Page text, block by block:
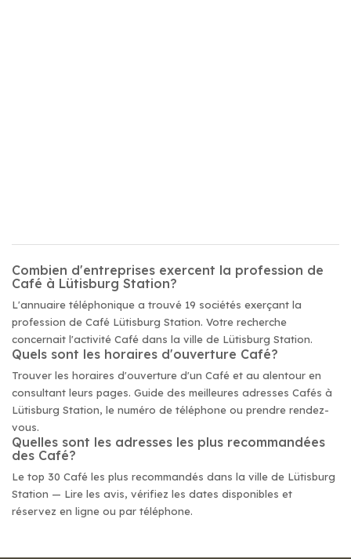
Combien d'entreprises exercent la profession de
Café à Lütisburg Station?
L'annuaire téléphonique a trouvé 19 sociétés exerçant la
profession de Café Lütisburg Station. Votre recherche
concernait l'activité Café dans la ville de Lütisburg Station.
Quels sont les horaires d'ouverture Café?
Trouver les horaires d'ouverture d'un Café et au alentour en
consultant leurs pages. Guide des meilleures adresses Cafés à
Lütisburg Station, le numéro de téléphone ou prendre rendez-
vous.
Quelles sont les adresses les plus recommandées
des Café?
Le top 30 Café les plus recommandés dans la ville de Lütisburg
Station — Lire les avis, vérifiez les dates disponibles et
réservez en ligne ou par téléphone.